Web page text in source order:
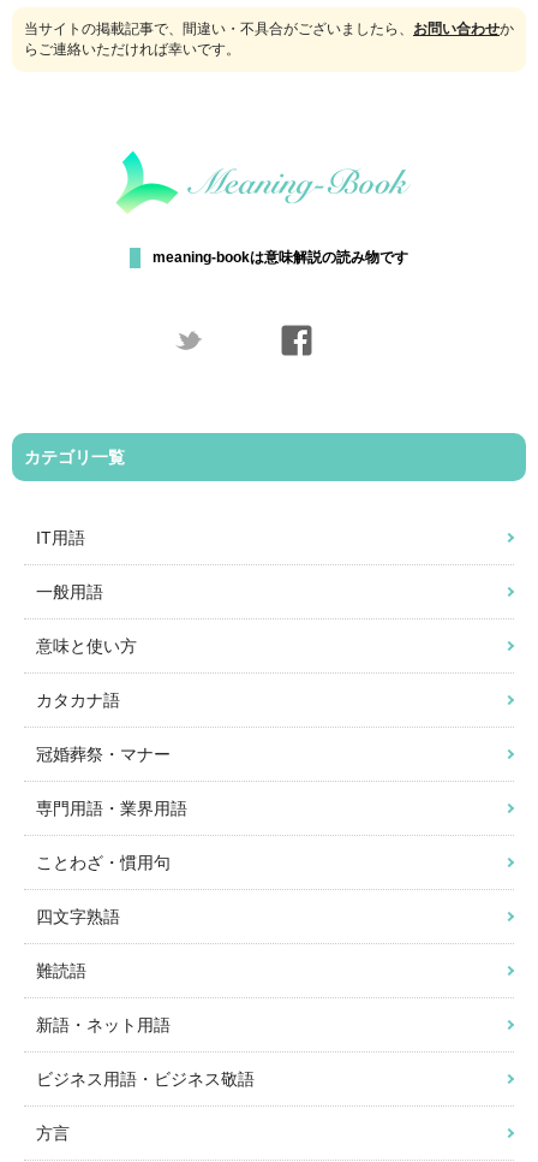
当サイトの掲載記事で、間違い・不具合がございましたら、 お問い合わせか
らご連絡いただければ幸いです。
meaning-bookは意味解説の読み物です
カテゴリ一覧
IT用語
一般用語
意味と使い方
カタカナ語
冠婚葬祭・マナー
専門用語・業界用語
ことわざ・慣用句
四文字熟語
難読語
新語・ネット用語
ビジネス用語・ビジネス敬語
方言